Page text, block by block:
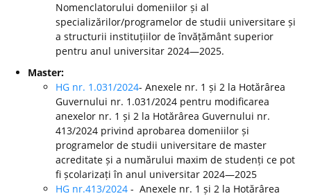
Nomenclatorului domeniilor și al
specializărilor/programelor de studii universitare și
a structurii instituțiilor de învățământ superior
pentru anul universitar 2024—2025.
Master:
HG nr. 1.031/2024- Anexele nr. 1 și 2 la Hotărârea
Guvernului nr. 1.031/2024 pentru modificarea
anexelor nr. 1 și 2 la Hotărârea Guvernului nr.
413/2024 privind aprobarea domeniilor și
programelor de studii universitare de master
acreditate și a numărului maxim de studenți ce pot
fi școlarizați în anul universitar 2024—2025
HG nr.413/2024 - Anexele nr. 1 și 2 la Hotărârea